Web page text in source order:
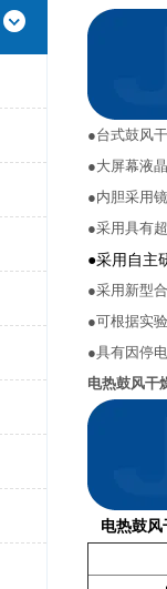
●台式鼓风
●大屏幕液
●内胆采用
●采用具有
●采用自主
●采用新型
●可根据实
●具有因停
电热鼓风干
电热鼓